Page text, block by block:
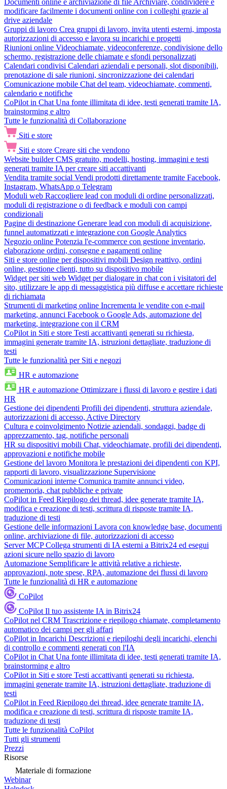
Documenti online e archiviazione di file Archiviare, condividere e
modificare facilmente i documenti online con i colleghi grazie al
drive aziendale
Gruppi di lavoro Crea gruppi di lavoro, invita utenti esterni, imposta
autorizzazioni di accesso e lavora su incarichi e progetti
Riunioni online Videochiamate, videoconferenze, condivisione dello
schermo, registrazione delle chiamate e sfondi personalizzati
Calendari condivisi Calendari aziendali e personali, slot disponibili,
prenotazione di sale riunioni, sincronizzazione dei calendari
Comunicazione mobile Chat del team, videochiamate, commenti,
calendario e notifiche
CoPilot in Chat Una fonte illimitata di idee, testi generati tramite IA,
brainstorming e altro
Tutte le funzionalità di Collaborazione
Siti e store
Siti e store Creare siti che vendono
Website builder CMS gratuito, modelli, hosting, immagini e testi
generati tramite IA per creare siti accattivanti
Vendita tramite social Vendi prodotti direttamente tramite Facebook,
Instagram, WhatsApp o Telegram
Moduli web Raccogliere lead con moduli di ordine personalizzati,
moduli di registrazione o di feedback e moduli con campi
condizionali
Pagine di destinazione Generare lead con moduli di acquisizione,
funnel automatizzati e integrazione con Google Analytics
Negozio online Potenzia l'e-commerce con gestione inventario,
elaborazione ordini, consegne e pagamenti online
Siti e store online per dispositivi mobili Design reattivo, ordini
online, gestione clienti, tutto su dispositivo mobile
Widget per siti web Widget per dialogare in chat con i visitatori del
sito, utilizzare le app di messaggistica più diffuse e accettare richieste
di richiamata
Strumenti di marketing online Incrementa le vendite con e-mail
marketing, annunci Facebook o Google Ads, automazione del
marketing, integrazione con il CRM
CoPilot in Siti e store Testi accattivanti generati su richiesta,
immagini generate tramite IA, istruzioni dettagliate, traduzione di
testi
Tutte le funzionalità per Siti e negozi
HR e automazione
HR e automazione Ottimizzare i flussi di lavoro e gestire i dati
HR
Gestione dei dipendenti Profili dei dipendenti, struttura aziendale,
autorizzazioni di accesso, Active Directory
Cultura e coinvolgimento Notizie aziendali, sondaggi, badge di
apprezzamento, tag, notifiche personali
HR su dispositivi mobili Chat, videochiamate, profili dei dipendenti,
approvazioni e notifiche mobile
Gestione del lavoro Monitora le prestazioni dei dipendenti con KPI,
rapporti di lavoro, visualizzazione Supervisione
Comunicazioni interne Comunica tramite annunci video,
promemoria, chat pubbliche e private
CoPilot in Feed Riepilogo dei thread, idee generate tramite IA,
modifica e creazione di testi, scrittura di risposte tramite IA,
traduzione di testi
Gestione delle informazioni Lavora con knowledge base, documenti
online, archiviazione di file, autorizzazioni di accesso
Server MCP Collega strumenti di IA esterni a Bitrix24 ed esegui
azioni sicure nello spazio di lavoro
Automazione Semplificare le attività relative a richieste,
approvazioni, note spese, RPA, automazione dei flussi di lavoro
Tutte le funzionalità di HR e automazione
CoPilot
CoPilot Il tuo assistente IA in Bitrix24
CoPilot nel CRM Trascrizione e riepilogo chiamate, completamento
automatico dei campi per gli affari
CoPilot in Incarichi Descrizioni e riepiloghi degli incarichi, elenchi
di controllo e commenti generati con l'IA
CoPilot in Chat Una fonte illimitata di idee, testi generati tramite IA,
brainstorming e altro
CoPilot in Siti e store Testi accattivanti generati su richiesta,
immagini generate tramite IA, istruzioni dettagliate, traduzione di
testi
CoPilot in Feed Riepilogo dei thread, idee generate tramite IA,
modifica e creazione di testi, scrittura di risposte tramite IA,
traduzione di testi
Tutte le funzionalità CoPilot
Tutti gli strumenti
Prezzi
Risorse
Materiale di formazione
Webinar